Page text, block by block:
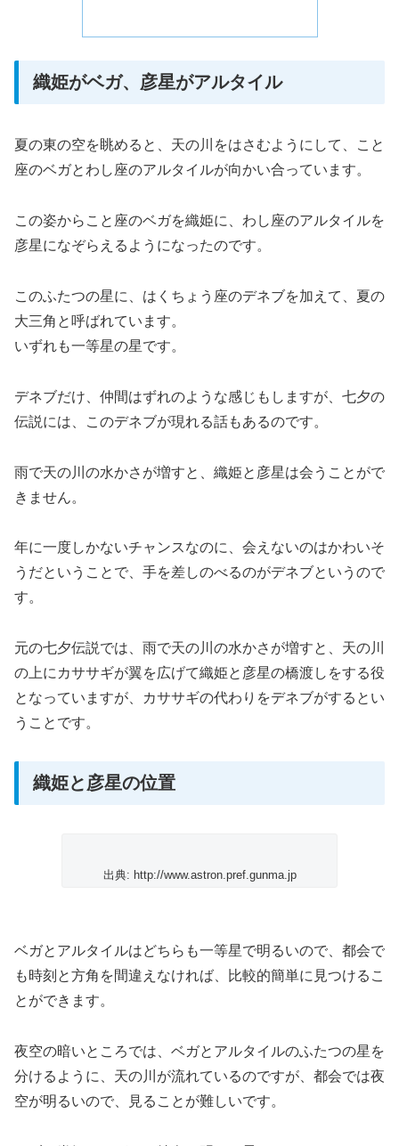
織姫がベガ、彦星がアルタイル
夏の東の空を眺めると、天の川をはさむようにして、こと
座のベガとわし座のアルタイルが向かい合っています。
この姿からこと座のベガを織姫に、わし座のアルタイルを
彦星になぞらえるようになったのです。
このふたつの星に、はくちょう座のデネブを加えて、夏の
大三角と呼ばれています。
いずれも一等星の星です。
デネブだけ、仲間はずれのような感じもしますが、七夕の
伝説には、このデネブが現れる話もあるのです。
雨で天の川の水かさが増すと、織姫と彦星は会うことがで
きません。
年に一度しかないチャンスなのに、会えないのはかわいそ
うだということで、手を差しのべるのがデネブというので
す。
元の七夕伝説では、雨で天の川の水かさが増すと、天の川
の上にカササギが翼を広げて織姫と彦星の橋渡しをする役
となっていますが、カササギの代わりをデネブがするとい
うことです。
織姫と彦星の位置
出典: http://www.astron.pref.gunma.jp
ベガとアルタイルはどちらも一等星で明るいので、都会で
も時刻と方角を間違えなければ、比較的簡単に見つけるこ
とができます。
夜空の暗いところでは、ベガとアルタイルのふたつの星を
分けるように、天の川が流れているのですが、都会では夜
空が明るいので、見ることが難しいです。